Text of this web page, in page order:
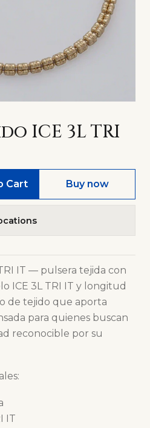
ICE 3L TRI
Cart Buy now
IT — pulsera tejida con
ICE 3L TRI IT y longitud
de tejido que aporta
para quienes buscan
reconocible por su
IT